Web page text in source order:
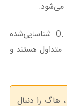
این به همراه illudin M در O. nidiformis شناسایی‌شده
است. این دو نمونه در جنس Omphalotus متداول هستند و
، هاگ را دنبال